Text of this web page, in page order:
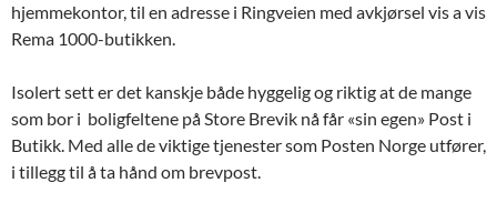
hjemmekontor, til en adresse i Ringveien med avkjørsel vis a vis
Rema 1000-butikken.
Isolert sett er det kanskje både hyggelig og riktig at de mange
som bor i boligfeltene på Store Brevik nå får «sin egen» Post i
Butikk. Med alle de viktige tjenester som Posten Norge utfører,
i tillegg til å ta hånd om brevpost.